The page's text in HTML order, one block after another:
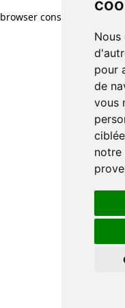
Nous
pour
de
vous
notre
browser console for more